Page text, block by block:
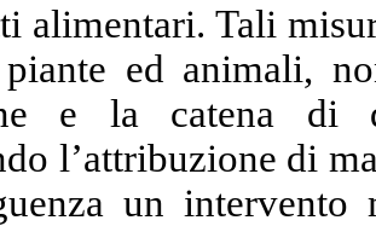
alimentari. Tali
ed animali,
e la catena di
l’attribuzione di
un